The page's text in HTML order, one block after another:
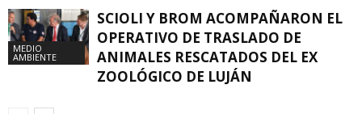
MEDIO
AMBIENTE
SCIOLI Y BROM ACOMPAÑARON EL
OPERATIVO DE TRASLADO DE
ANIMALES RESCATADOS DEL EX
ZOOLÓGICO DE LUJÁN